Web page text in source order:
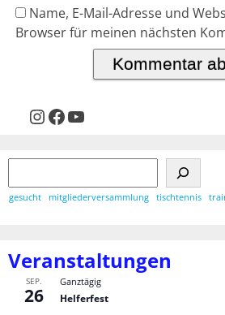
Name, E-Mail-Adresse und
Browser für meinen nächsten
gesucht mitgliederversammlung tischtennis
Veranstaltungen
SEP.
26
Ganztägig
Helferfest